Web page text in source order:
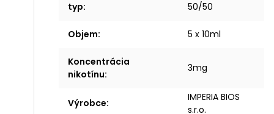
typ: 50/50
Objem: 5 x 10ml
Koncentrácia
nikotínu:
3mg
Výrobce:
IMPERIA BIOS
s.r.o.